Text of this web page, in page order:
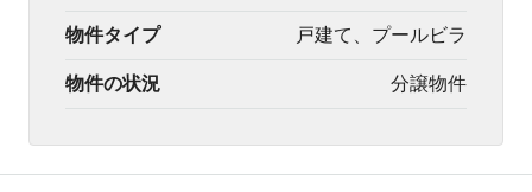
物件タイプ 戸建て、プールビラ
物件の状況 分譲物件